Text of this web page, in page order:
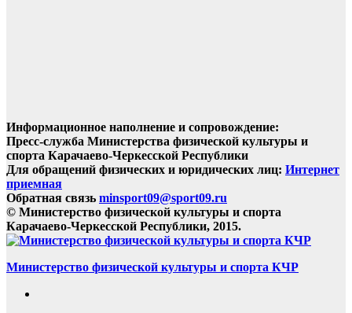
Информационное наполнение и сопровождение:
Пресс-служба Министерства физической культуры и
спорта Карачаево-Черкесской Республики
Для обращений физических и юридических лиц: Интернет
приемная
Обратная связь minsport09@sport09.ru
© Министерство физической культуры и спорта
Карачаево-Черкесской Республики, 2015.
Министерство физической культуры и спорта КЧР